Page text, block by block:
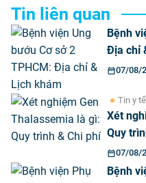
Tin liên quan
Bệnh
Địa chỉ
07/08/
Tin y tế
Xét
Quy
07/08/
Bệnh